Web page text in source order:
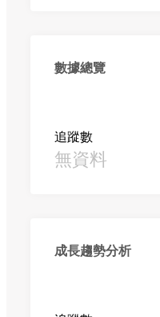
數據總覽
追蹤數
無資料
成長趨勢分析